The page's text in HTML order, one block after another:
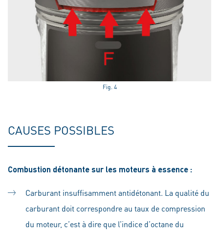
Fig. 4
CAUSES POSSIBLES
Combustion détonante sur les moteurs à essence :
Carburant insuffisamment antidétonant. La qualité du
carburant doit correspondre au taux de compression
du moteur, c’est à dire que l’indice d’octane du